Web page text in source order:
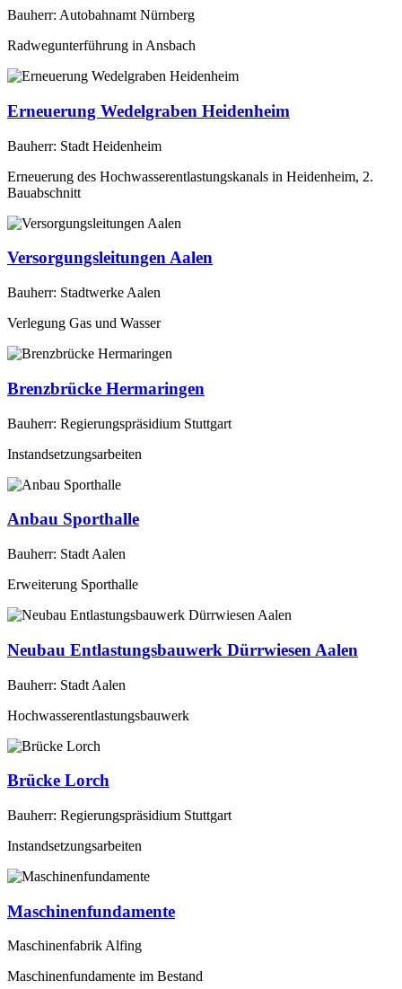
Bauherr: Autobahnamt Nürnberg
Radwegunterführung in Ansbach
Erneuerung Wedelgraben Heidenheim
Bauherr: Stadt Heidenheim
Erneuerung des Hochwasserentlastungskanals in Heidenheim, 2.
Bauabschnitt
Versorgungsleitungen Aalen
Bauherr: Stadtwerke Aalen
Verlegung Gas und Wasser
Brenzbrücke Hermaringen
Bauherr: Regierungspräsidium Stuttgart
Instandsetzungsarbeiten
Anbau Sporthalle
Bauherr: Stadt Aalen
Erweiterung Sporthalle
Neubau Entlastungsbauwerk Dürrwiesen Aalen
Bauherr: Stadt Aalen
Hochwasserentlastungsbauwerk
Brücke Lorch
Bauherr: Regierungspräsidium Stuttgart
Instandsetzungsarbeiten
Maschinenfundamente
Maschinenfabrik Alfing
Maschinenfundamente im Bestand